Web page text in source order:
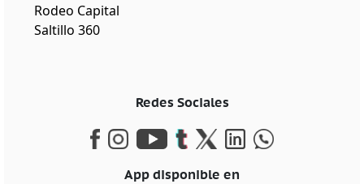
Rodeo Capital
Saltillo 360
Redes Sociales
App disponible en